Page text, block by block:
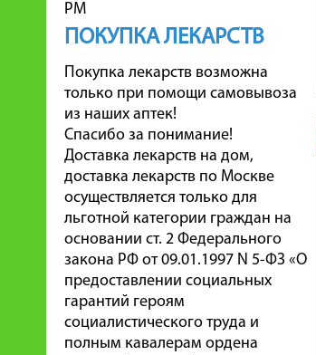
PM
ПОКУПКА ЛЕКАРСТВ
Покупка лекарств возможна
только при помощи самовывоза
из наших аптек!
Спасибо за понимание!
Доставка лекарств на дом,
доставка лекарств по Москве
осуществляется только для
льготной категории граждан на
основании ст. 2 Федерального
закона РФ от 09.01.1997 N 5-ФЗ «О
предоставлении социальных
гарантий героям
социалистического труда и
полным кавалерам ордена